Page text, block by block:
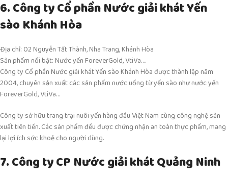
6. Công ty Cổ phần Nước giải khát Yến
sào Khánh Hòa
Địa chỉ: 02 Nguyễn Tất Thành, Nha Trang, Khánh Hòa
Sản phẩm nổi bật: Nước yến ForeverGold, VtiVa….
Công ty Cổ phần Nước giải khát Yến sào Khánh Hòa được thành lập năm
2004, chuyên sản xuất các sản phẩm nước uống từ yến sào như nước yến
ForeverGold, VtiVa…
Công ty sở hữu trang trại nuôi yến hàng đầu Việt Nam cùng công nghệ sản
xuất tiên tiến. Các sản phẩm đều được chứng nhận an toàn thực phẩm, mang
lại lợi ích sức khoẻ cho người dùng.
7. Công ty CP Nước giải khát Quảng Ninh